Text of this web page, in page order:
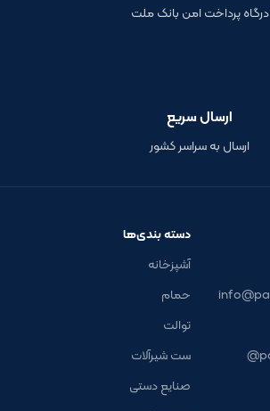
درگاه پرداخت امن بانک ملت
ارسال سریع
ارسال به سراسر کشور
دسته بندی‌ها
آشپزخانه
حمام
توالت
ست شیرآلات
صنایع دستی